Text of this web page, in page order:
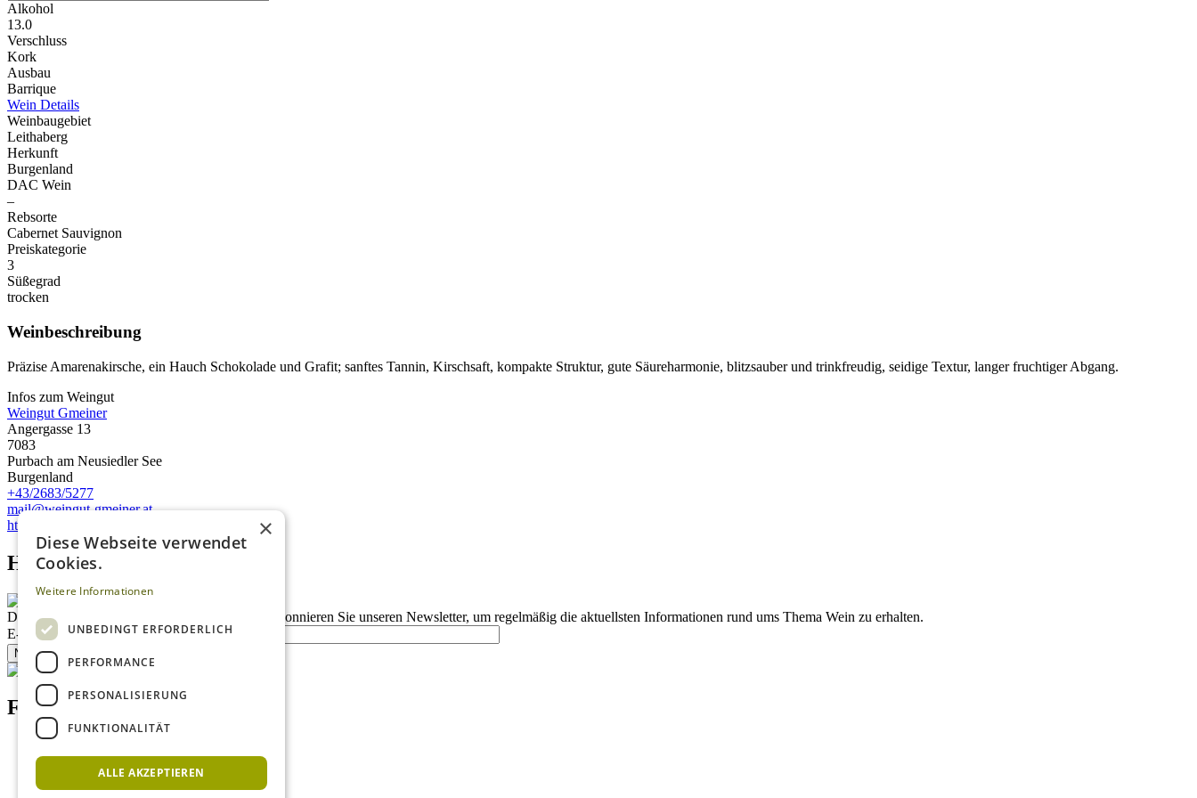
Alkohol
13.0
Verschluss
Kork
Ausbau
Barrique
Wein Details
Weinbaugebiet
Leithaberg
Herkunft
Burgenland
DAC Wein
–
Rebsorte
Cabernet Sauvignon
Preiskategorie
3
Süßegrad
trocken
Weinbeschreibung
Präzise Amarenakirsche, ein Hauch Schokolade und Grafit; sanftes Tannin, Kirschsaft, kompakte Struktur, gute Säureharmonie, blitzsauber und trinkfreudig, seidige Textur, langer fruchtiger Abgang.
Infos zum Weingut
Weingut Gmeiner
Angergasse 13
7083
Purbach am Neusiedler See
Burgenland
+43/2683/5277
mail@weingut-gmeiner.at
http://www.weingut-gmeiner.at
Homepage advert block
Description
Abonnieren Sie unseren Newsletter, um regelmäßig die aktuellsten Informationen rund ums Thema Wein zu erhalten.
E-Mail
Newsletter bestellen
Footer menu (DE)
Nutzungsbedingungen
Impressum
×
Diese Webseite verwendet
Cookies.
Weitere Informationen
UNBEDINGT ERFORDERLICH
PERFORMANCE
PERSONALISIERUNG
FUNKTIONALITÄT
ALLE AKZEPTIEREN